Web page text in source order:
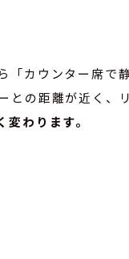
「カウンター席で
との距離が近く、
わります。